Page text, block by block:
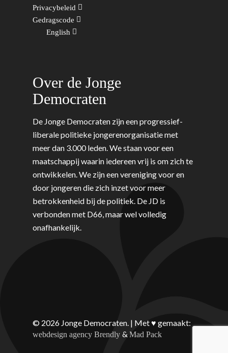
Privacybeleid
Gedragscode
English
Over de Jonge
Democraten
De Jonge Democraten zijn een progressief-
liberale politieke jongerenorganisatie met
meer dan 3.000 leden. We staan voor een
maatschappij waarin iedereen vrij is om zich te
ontwikkelen. We zijn een vereniging voor en
door jongeren die zich inzet voor meer
betrokkenheid bij de politiek. De JD is
verbonden met D66, maar wel volledig
onafhankelijk.
© 2026 Jonge Democraten. | Met ♥︎ gemaakt:
webdesign agency Brendly & Mad Pack